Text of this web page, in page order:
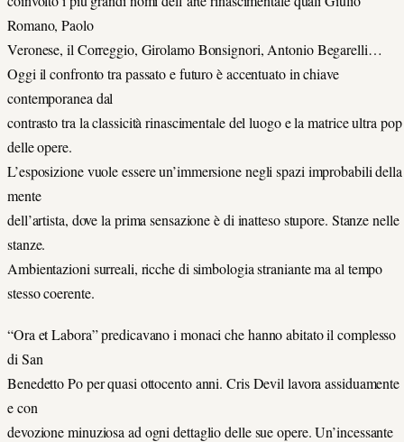
Romano, Paolo
Veronese, il Correggio, Girolamo Bonsignori, Antonio Begarelli…
Oggi il confronto tra passato e futuro è accentuato in chiave
contemporanea dal
contrasto tra la classicità rinascimentale del luogo e la matrice ultra pop
delle opere.
L’esposizione vuole essere un’immersione negli spazi improbabili della
mente
dell’artista, dove la prima sensazione è di inatteso stupore. Stanze nelle
stanze.
Ambientazioni surreali, ricche di simbologia straniante ma al tempo
stesso coerente.
“Ora et Labora” predicavano i monaci che hanno abitato il complesso
di San
Benedetto Po per quasi ottocento anni. Cris Devil lavora assiduamente
e con
devozione minuziosa ad ogni dettaglio delle sue opere. Un’incessante